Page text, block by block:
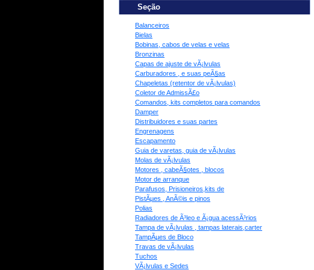
Seção
Balanceiros
Bielas
Bobinas, cabos de velas e velas
Bronzinas
Capas de ajuste de vÃ¡lvulas
Carburadores , e suas peÃ§as
Chapeletas (retentor de vÃ¡lvulas)
Coletor de AdmissÃ£o
Comandos, kits completos para comandos
Damper
Distribuidores e suas partes
Engrenagens
Escapamento
Guia de varetas, guia de vÃ¡lvulas
Molas de vÃ¡lvulas
Motores , cabeÃ§otes , blocos
Motor de arranque
Parafusos, Prisioneiros,kits de
PistÃµes , AnÃ©is e pinos
Polias
Radiadores de Ã³leo e Ã¡gua acessÃ³rios
Tampa de vÃ¡lvulas , tampas laterais,carter
TampÃµes de Bloco
Travas de vÃ¡lvulas
Tuchos
VÃ¡lvulas e Sedes